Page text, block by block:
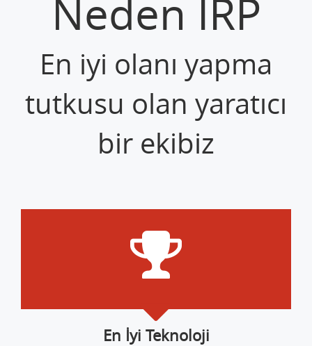
Neden İRP
En iyi olanı yapma
tutkusu olan yaratıcı
bir ekibiz
En İyi Teknoloji